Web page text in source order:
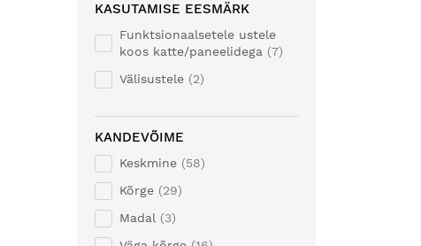
KASUTAMISE EESMÄRK
Funktsionaalsetele ustele
koos katte/paneelidega
7
Välisustele
2
KANDEVÕIME
Keskmine
58
Kõrge
29
Madal
3